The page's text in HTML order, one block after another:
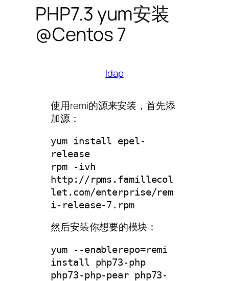
PHP7.3 yum安装
@Centos 7
ldap
使用remi的源来安装，首先添
加源：
yum install epel-
release
rpm -ivh
http://rpms.famillecol
let.com/enterprise/rem
i-release-7.rpm
然后安装你想要的模块：
yum --enablerepo=remi
install php73-php
php73-php-pear php73-